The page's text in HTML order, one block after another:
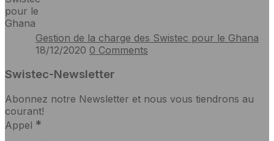
Gestion de la charge des Swistec pour le Ghana
18/12/2020 0 Comments
Swistec-Newsletter
Abonnez notre Newsletter et nous vous tiendrons au
courant!
Appel *